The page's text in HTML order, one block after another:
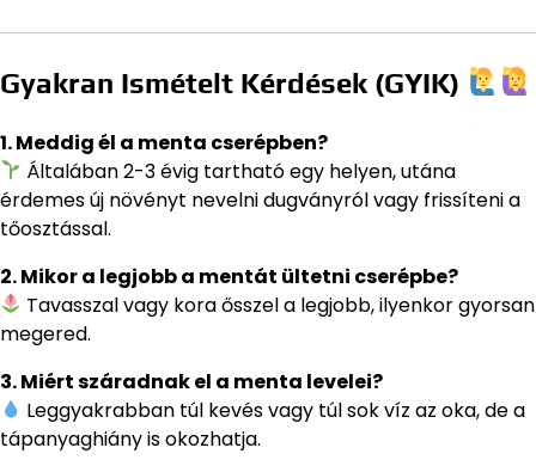
Gyakran Ismételt Kérdések (GYIK)
1. Meddig él a menta cserépben?
Általában 2-3 évig tartható egy helyen, utána
érdemes új növényt nevelni dugványról vagy frissíteni a
tőosztással.
2. Mikor a legjobb a mentát ültetni cserépbe?
Tavasszal vagy kora ősszel a legjobb, ilyenkor gyorsan
megered.
3. Miért száradnak el a menta levelei?
Leggyakrabban túl kevés vagy túl sok víz az oka, de a
tápanyaghiány is okozhatja.